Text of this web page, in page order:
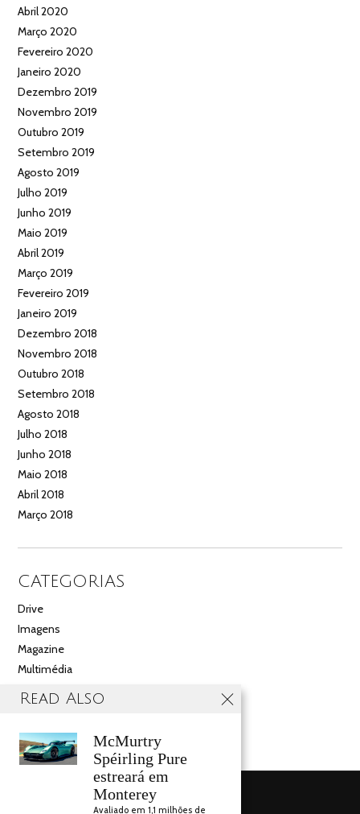
Abril 2020
Março 2020
Fevereiro 2020
Janeiro 2020
Dezembro 2019
Novembro 2019
Outubro 2019
Setembro 2019
Agosto 2019
Julho 2019
Junho 2019
Maio 2019
Abril 2019
Março 2019
Fevereiro 2019
Janeiro 2019
Dezembro 2018
Novembro 2018
Outubro 2018
Setembro 2018
Agosto 2018
Julho 2018
Junho 2018
Maio 2018
Abril 2018
Março 2018
CATEGORIAS
Drive
Imagens
Magazine
Multimédia
Noticias
Videos
Read Also
McMurtry
Spéirling Pure
estreará em
Monterey
Avaliado em 1,1 milhões de